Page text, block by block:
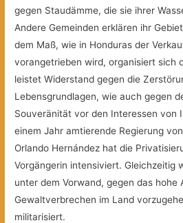
gegen Staudämme, die sie ihrer
Andere Gemeinden erklären ihr
dem Maß, wie in Honduras der
vorangetrieben wird, organisiert sich
leistet Widerstand gegen die
Lebensgrundlagen,wie auch gegen
Souveränität vor den Interessen von
einem Jahr amtierende Regierung
Orlando Hernández hat die
Vorgängerin intensiviert. Gleichzeitig
unter dem Vorwand, gegen das hohe
Gewaltverbrechen im Land
militarisiert.